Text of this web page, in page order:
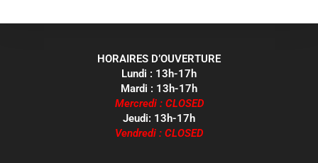
HORAIRES D’OUVERTURE
Lundi : 13h-17h
Mardi : 13h-17h
Mercredi : CLOSED
Jeudi: 13h-17h
Vendredi : CLOSED